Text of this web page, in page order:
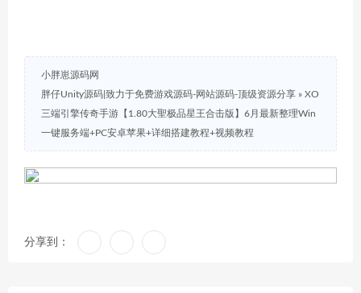
小胖崽源码网
胖仔Unity源码|致力于免费游戏源码-网站源码-顶级资源分享 » XO
三端引擎传奇手游【1.80大聖极品星王合击版】6月最新整理Win
一键服务端+PC安卓苹果+详细搭建教程+视频教程
分享到：